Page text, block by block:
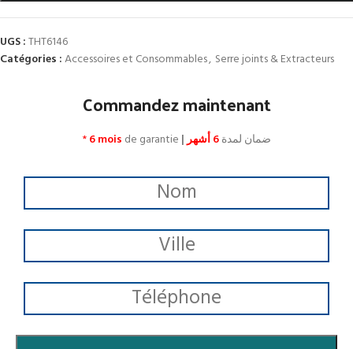
UGS :THT6146
Catégories :Accessoires et Consommables, Serre joints & Extracteurs
Commandez maintenant
*6 mois de garantie | ضمان لمدة6 أشهر